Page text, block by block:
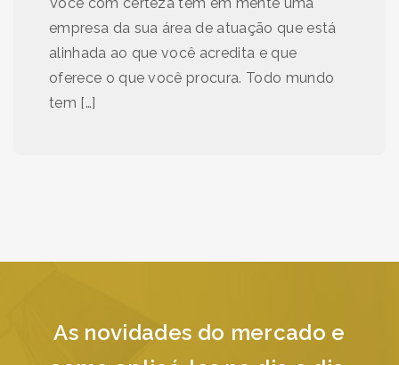
empresa da sua área de atuação que está
alinhada ao que você acredita e que
oferece o que você procura. Todo mundo
tem […]
As novidades do mercado e